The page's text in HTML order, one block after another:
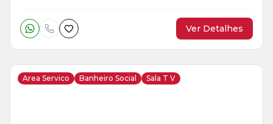
Ver Detalhes
Area Servico Banheiro Social Sala T V